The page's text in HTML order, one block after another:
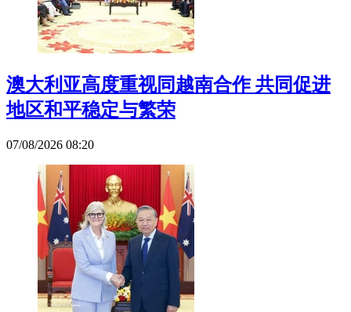
澳大利亚高度重视同越南合作 共同促进
地区和平稳定与繁荣
07/08/2026 08:20